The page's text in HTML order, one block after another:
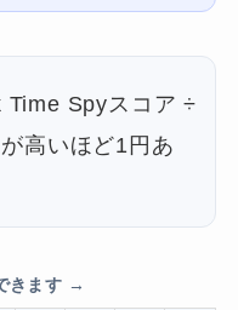
Time Spyスコア ÷
高いほど1円あ